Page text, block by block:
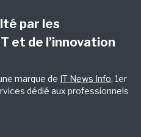
par les
et de l’innovation
marque de IT News Info, 1er
dédié aux professionnels